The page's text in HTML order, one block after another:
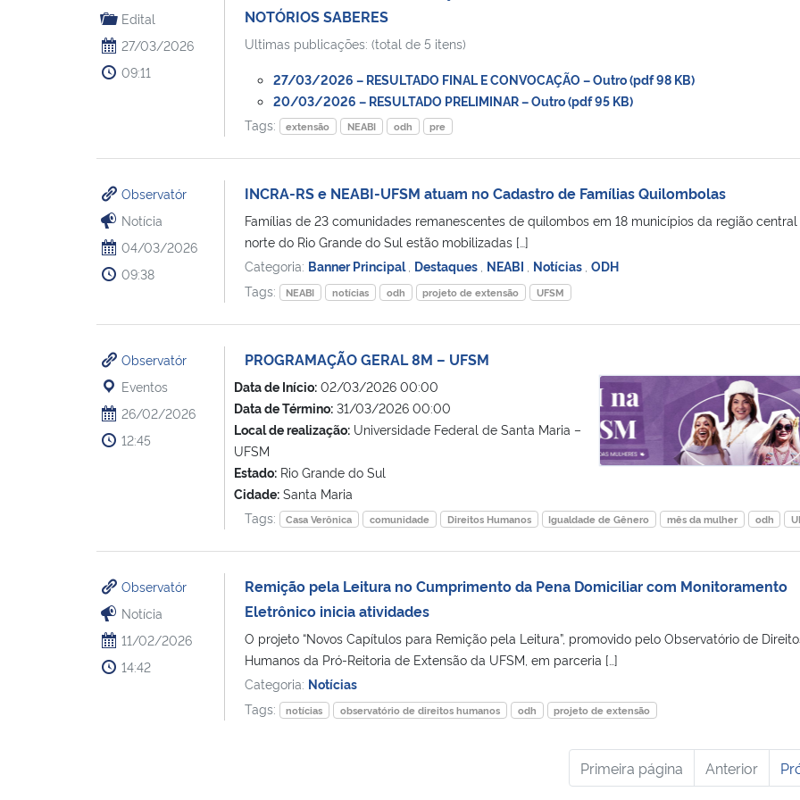
Edital
27/03/2026
09:11
NOTÓRIOS SABERES
Ultimas publicações: (total de 5 itens)
27/03/2026 – RESULTADO FINAL E CONVOCAÇÃO – Outro (pdf 98 KB)
20/03/2026 – RESULTADO PRELIMINAR – Outro (pdf 95 KB)
Tags:
extensão NEABI odh pre
Observatór
Notícia
04/03/2026
09:38
INCRA-RS e NEABI-UFSM atuam no Cadastro de Famílias Quilombolas
Famílias de 23 comunidades remanescentes de quilombos em 18 municípios da região central
norte do Rio Grande do Sul estão mobilizadas […]
Categoria: Banner Principal Destaques NEABI Notícias ODH
Tags:
NEABI notícias odh projeto de extensão UFSM
Observatór
Eventos
26/02/2026
12:45
PROGRAMAÇÃO GERAL 8M – UFSM
Data de Início:02/03/2026 00:00
Data de Término:31/03/2026 00:00
Local de realização:Universidade Federal de Santa Maria –
UFSM
Estado:Rio Grande do Sul
Cidade:Santa Maria
PROGRAMAÇÃO GERAL 8M –
Tags: Casa Verônica comunidade Direitos Humanos Igualdade de Gênero mês da mulher odh
Observatór
Notícia
11/02/2026
14:42
Remição pela Leitura no Cumprimento da Pena Domiciliar com Monitoramento
Eletrônico inicia atividades
O projeto “Novos Capítulos para Remição pela Leitura”, promovido pelo Observatório de
Humanos da Pró-Reitoria de Extensão da UFSM, em parceria […]
Categoria: Notícias
Tags:
notícias observatório de direitos humanos odh projeto de extensão
Primeira página Anterior